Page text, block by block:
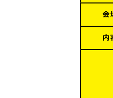
会
内